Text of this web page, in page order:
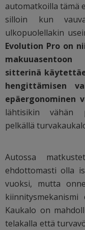
automatkoilla tämä
silloin kun
ulkopuolellakin
Evolution Pro on
sitterinä
hengittämisen
epäergonominen
lähtisikin vähän
pelkällä
Autossa
ehdottomasti olla
vuoksi, mutta
Kaukalo on
telakalla että